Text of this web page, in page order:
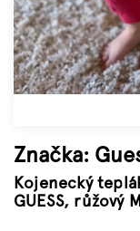
Přihlášení
Značka:
Kojenecký
GUESS, růžový